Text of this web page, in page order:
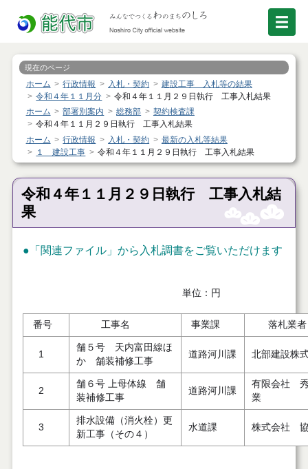
現在のページ
ホーム 行政情報 入札・契約
建設工事 入札等の結果
令和４年１１月分
令和４年１１月２９日執行 工事入札結果
ホーム
部署別案内 総務部
契約検査課
令和４年１１月２９日執行 工事入札結果
ホーム
行政情報 入札・契約
最新の入札等結果
１ 建設工事
令和４年１１月２９日執行 工事入札結果
令和４年１１月２９日執行 工事入札結
果
●「関連ファイル」から入札調書をご覧いただけます
単位：円
番号 工事名 事業課 落札業者
1
舗５号 天内富田線ほ
か 舗装補修工事
道路河川課 北部建設株
2
舗６号 上母体線 舗
装補修工事
道路河川課
有限会社
業
3
排水設備（消火栓）更
新工事（その４）
水道課 株式会社